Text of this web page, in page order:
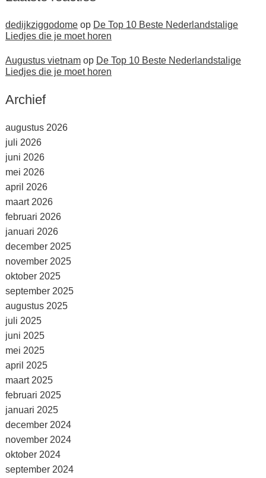
dedijkziggodomeop De Top 10 Beste Nederlandstalige
Liedjes die je moet horen
Augustus vietnamop De Top 10 Beste Nederlandstalige
Liedjes die je moet horen
Archief
augustus 2026
juli 2026
juni 2026
mei 2026
april 2026
maart 2026
februari 2026
januari 2026
december 2025
november 2025
oktober 2025
september 2025
augustus 2025
juli 2025
juni 2025
mei 2025
april 2025
maart 2025
februari 2025
januari 2025
december 2024
november 2024
oktober 2024
september 2024